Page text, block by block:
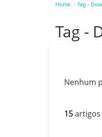
Home Tag -
Tag -
Nenhum
15artigos